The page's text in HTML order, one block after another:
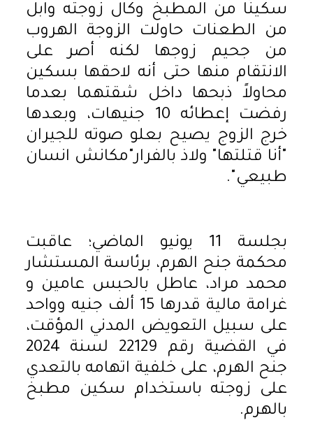
سكينًا من المطبخ وكال زوجته وابل
من الطعنات حاولت الزوجة الهروب
من جحيم زوجها لكنه أصر على
الانتقام منها حتى أنه لاحقها بسكين
محاولاً ذبحها داخل شقتهما بعدما
رفضت إعطائه 10 جنيهات، وبعدها
خرج الزوج يصيح بعلو صوته للجيران
"أنا قتلتها" ولاذ بالفرار"مكانش انسان
طبيعي".
بجلسة 11 يونيو الماضي؛ عاقبت
محكمة جنح الهرم، برئاسة المستشار
محمد مراد، عاطل بالحبس عامين و
غرامة مالية قدرها 15 ألف جنيه وواحد
على سبيل التعويض المدني المؤقت،
في القضية رقم 22129 لسنة 2024
جنح الهرم، على خلفية اتهامه بالتعدي
على زوجته باستخدام سكين مطبخ
بالهرم.